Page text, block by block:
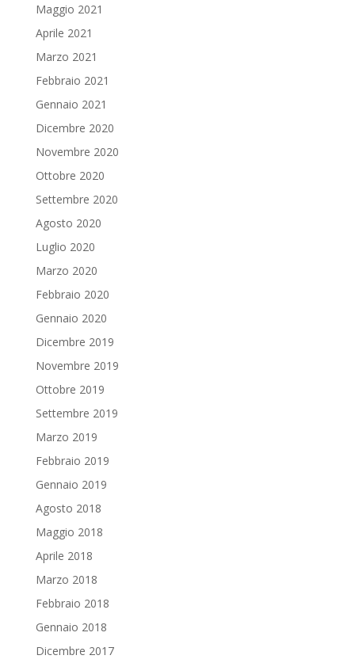
Maggio 2021
Aprile 2021
Marzo 2021
Febbraio 2021
Gennaio 2021
Dicembre 2020
Novembre 2020
Ottobre 2020
Settembre 2020
Agosto 2020
Luglio 2020
Marzo 2020
Febbraio 2020
Gennaio 2020
Dicembre 2019
Novembre 2019
Ottobre 2019
Settembre 2019
Marzo 2019
Febbraio 2019
Gennaio 2019
Agosto 2018
Maggio 2018
Aprile 2018
Marzo 2018
Febbraio 2018
Gennaio 2018
Dicembre 2017